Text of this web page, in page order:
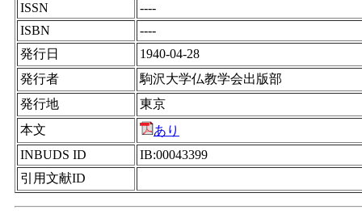
ISSN
----
ISBN
----
発行日
1940-04-28
発行者
駒沢大学仏教学会出版部
発行地
東京
本文
あり
INBUDS ID
IB:00043399
引用文献ID